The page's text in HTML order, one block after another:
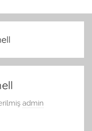
admin